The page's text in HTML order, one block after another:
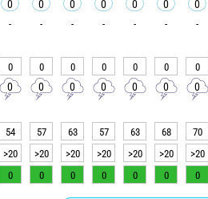
0 0 0 0 0 0 0
- - - - - - -
0 0 0 0 0 0 0
0 0 0 0 0 0 0
54 57 63 57 63 68 70
>20 >20 >20 >20 >20 >20 >20
0 0 0 0 0 0 0